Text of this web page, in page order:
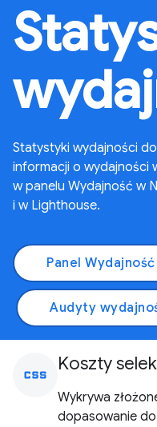
Statystyki wydajności
informacji o wydajności
w panelu Wydajność w
i w Lighthouse.
Audyty
css Koszty
Wykrywa
dopasowanie